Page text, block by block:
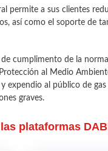
permite a sus clientes
así como el soporte de
cumplimento de la
al Medio
expendio al público de
graves.
plataformas